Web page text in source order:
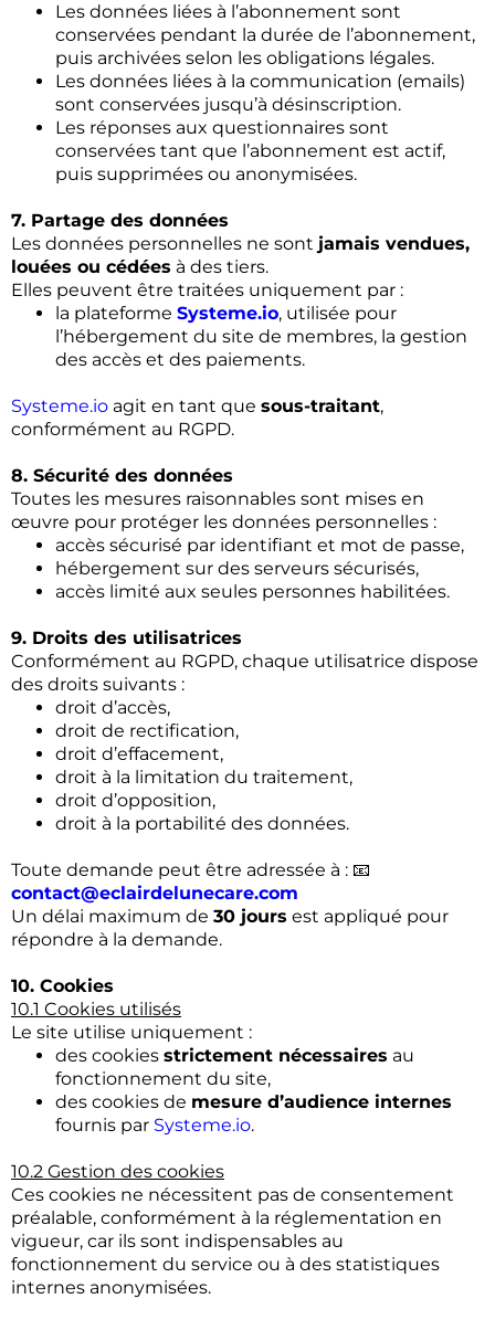
Les données liées à l’abonnement sont
conservées pendant la durée de l’abonnement,
puis archivées selon les obligations légales.
Les données liées à la communication (emails)
sont conservées jusqu’à désinscription.
Les réponses aux questionnaires sont
conservées tant que l’abonnement est actif,
puis supprimées ou anonymisées.
7. Partage des données
Les données personnelles ne sont jamais vendues,
louées ou cédées à des tiers.
Elles peuvent être traitées uniquement par :
la plateforme Systeme.io, utilisée pour
l’hébergement du site de membres, la gestion
des accès et des paiements.
Systeme.io agit en tant que sous-traitant,
conformément au RGPD.
8. Sécurité des données
Toutes les mesures raisonnables sont mises en
œuvre pour protéger les données personnelles :
accès sécurisé par identifiant et mot de passe,
hébergement sur des serveurs sécurisés,
accès limité aux seules personnes habilitées.
9. Droits des utilisatrices
Conformément au RGPD, chaque utilisatrice dispose
des droits suivants :
droit d’accès,
droit de rectification,
droit d’effacement,
droit à la limitation du traitement,
droit d’opposition,
droit à la portabilité des données.
Toute demande peut être adressée à : 📧
contact@eclairdelunecare.com
Un délai maximum de 30 jours est appliqué pour
répondre à la demande.
10. Cookies
10.1 Cookies utilisés
Le site utilise uniquement :
des cookies strictement nécessaires au
fonctionnement du site,
des cookies de mesure d’audience internes
fournis par Systeme.io.
10.2 Gestion des cookies
Ces cookies ne nécessitent pas de consentement
préalable, conformément à la réglementation en
vigueur, car ils sont indispensables au
fonctionnement du service ou à des statistiques
internes anonymisées.